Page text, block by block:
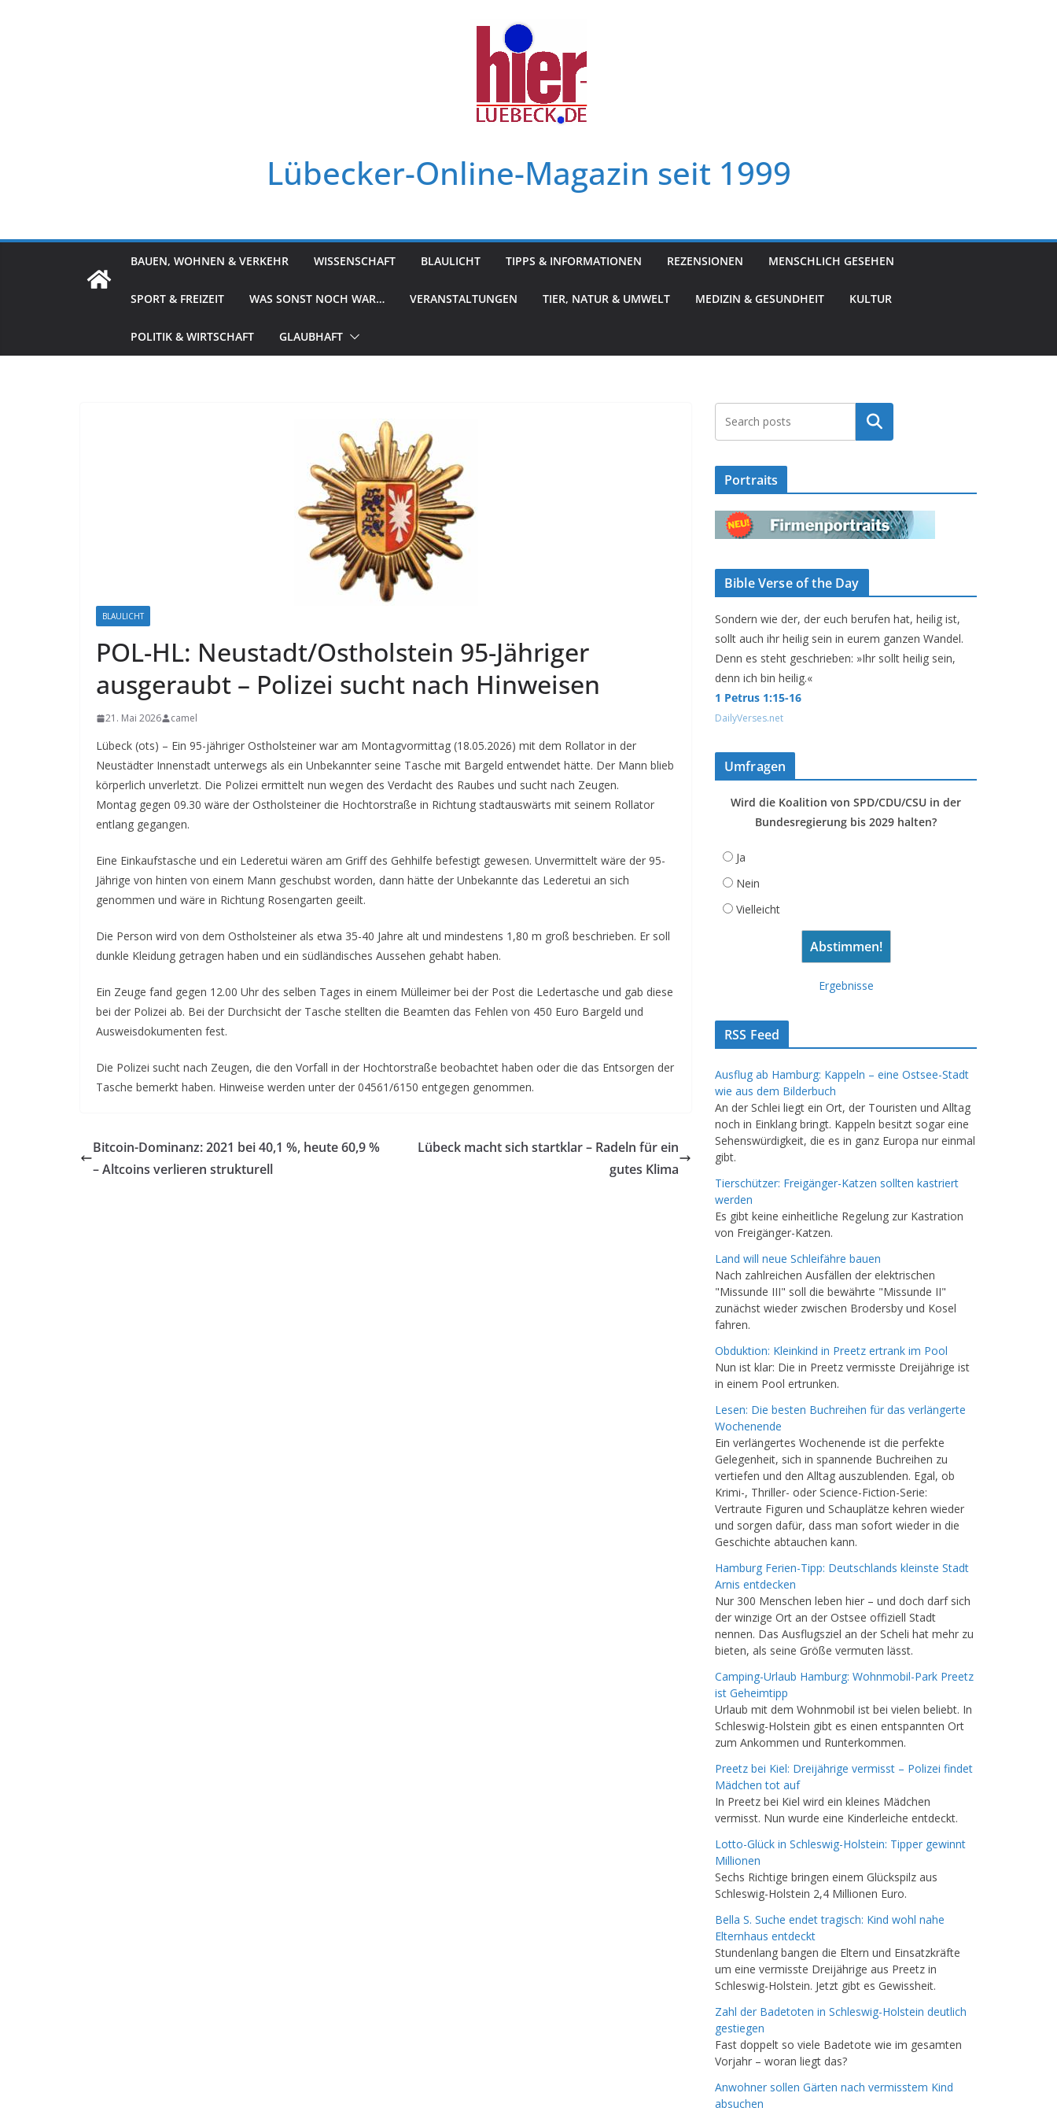
Lübecker-Online-Magazin seit 1999
BAUEN, WOHNEN & VERKEHR WISSENSCHAFT BLAULICHT TIPPS & INFORMATIONEN REZENSIONEN MENSCHLICH GESEHEN
SPORT & FREIZEIT WAS SONST NOCH WAR… VERANSTALTUNGEN TIER, NATUR & UMWELT MEDIZIN & GESUNDHEIT KULTUR
POLITIK & WIRTSCHAFT GLAUBHAFT
BLAULICHT
POL-HL: Neustadt/Ostholstein 95-Jähriger
ausgeraubt – Polizei sucht nach Hinweisen
21. Mai 2026 camel
Lübeck (ots) – Ein 95-jähriger Ostholsteiner war am Montagvormittag (18.05.2026) mit dem Rollator in der
Neustädter Innenstadt unterwegs als ein Unbekannter seine Tasche mit Bargeld entwendet hätte. Der Mann blieb
körperlich unverletzt. Die Polizei ermittelt nun wegen des Verdacht des Raubes und sucht nach Zeugen.
Montag gegen 09.30 wäre der Ostholsteiner die Hochtorstraße in Richtung stadtauswärts mit seinem Rollator
entlang gegangen.
Eine Einkaufstasche und ein Lederetui wären am Griff des Gehhilfe befestigt gewesen. Unvermittelt wäre der 95-
Jährige von hinten von einem Mann geschubst worden, dann hätte der Unbekannte das Lederetui an sich
genommen und wäre in Richtung Rosengarten geeilt.
Die Person wird von dem Ostholsteiner als etwa 35-40 Jahre alt und mindestens 1,80 m groß beschrieben. Er soll
dunkle Kleidung getragen haben und ein südländisches Aussehen gehabt haben.
Ein Zeuge fand gegen 12.00 Uhr des selben Tages in einem Mülleimer bei der Post die Ledertasche und gab diese
bei der Polizei ab. Bei der Durchsicht der Tasche stellten die Beamten das Fehlen von 450 Euro Bargeld und
Ausweisdokumenten fest.
Die Polizei sucht nach Zeugen, die den Vorfall in der Hochtorstraße beobachtet haben oder die das Entsorgen der
Tasche bemerkt haben. Hinweise werden unter der 04561/6150 entgegen genommen.
Bitcoin-Dominanz: 2021 bei 40,1 %, heute 60,9 %
– Altcoins verlieren strukturell
Lübeck macht sich startklar – Radeln für ein
gutes Klima
Suchen
Portraits
Bible Verse of the Day
Sondern wie der, der euch berufen hat, heilig ist,
sollt auch ihr heilig sein in eurem ganzen Wandel.
Denn es steht geschrieben: »Ihr sollt heilig sein,
denn ich bin heilig.«
1 Petrus 1:15-16
DailyVerses.net
Umfragen
Wird die Koalition von SPD/CDU/CSU in der
Bundesregierung bis 2029 halten?
Ja
Nein
Vielleicht
Ergebnisse
RSS Feed
Ausflug ab Hamburg: Kappeln – eine Ostsee-Stadt
wie aus dem Bilderbuch
An der Schlei liegt ein Ort, der Touristen und Alltag
noch in Einklang bringt. Kappeln besitzt sogar eine
Sehenswürdigkeit, die es in ganz Europa nur einmal
gibt.
Tierschützer: Freigänger-Katzen sollten kastriert
werden
Es gibt keine einheitliche Regelung zur Kastration
von Freigänger-Katzen.
Land will neue Schleifähre bauen
Nach zahlreichen Ausfällen der elektrischen
"Missunde III" soll die bewährte "Missunde II"
zunächst wieder zwischen Brodersby und Kosel
fahren.
Obduktion: Kleinkind in Preetz ertrank im Pool
Nun ist klar: Die in Preetz vermisste Dreijährige ist
in einem Pool ertrunken.
Lesen: Die besten Buchreihen für das verlängerte
Wochenende
Ein verlängertes Wochenende ist die perfekte
Gelegenheit, sich in spannende Buchreihen zu
vertiefen und den Alltag auszublenden. Egal, ob
Krimi-, Thriller- oder Science-Fiction-Serie:
Vertraute Figuren und Schauplätze kehren wieder
und sorgen dafür, dass man sofort wieder in die
Geschichte abtauchen kann.
Hamburg Ferien-Tipp: Deutschlands kleinste Stadt
Arnis entdecken
Nur 300 Menschen leben hier – und doch darf sich
der winzige Ort an der Ostsee offiziell Stadt
nennen. Das Ausflugsziel an der Scheli hat mehr zu
bieten, als seine Größe vermuten lässt.
Camping-Urlaub Hamburg: Wohnmobil-Park Preetz
ist Geheimtipp
Urlaub mit dem Wohnmobil ist bei vielen beliebt. In
Schleswig-Holstein gibt es einen entspannten Ort
zum Ankommen und Runterkommen.
Preetz bei Kiel: Dreijährige vermisst – Polizei findet
Mädchen tot auf
In Preetz bei Kiel wird ein kleines Mädchen
vermisst. Nun wurde eine Kinderleiche entdeckt.
Lotto-Glück in Schleswig-Holstein: Tipper gewinnt
Millionen
Sechs Richtige bringen einem Glückspilz aus
Schleswig-Holstein 2,4 Millionen Euro.
Bella S. Suche endet tragisch: Kind wohl nahe
Elternhaus entdeckt
Stundenlang bangen die Eltern und Einsatzkräfte
um eine vermisste Dreijährige aus Preetz in
Schleswig-Holstein. Jetzt gibt es Gewissheit.
Zahl der Badetoten in Schleswig-Holstein deutlich
gestiegen
Fast doppelt so viele Badetote wie im gesamten
Vorjahr – woran liegt das?
Anwohner sollen Gärten nach vermisstem Kind
absuchen